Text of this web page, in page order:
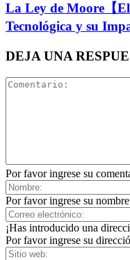
La Ley de Moore【
Tecnológica y su
DEJA UNA
Por favor ingrese su
Por favor ingrese su
¡Has introducido una
Por favor ingrese su